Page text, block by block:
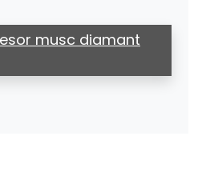
musc diamant